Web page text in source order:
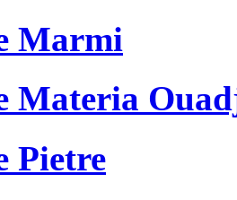
Marmi
Materia
Pietre